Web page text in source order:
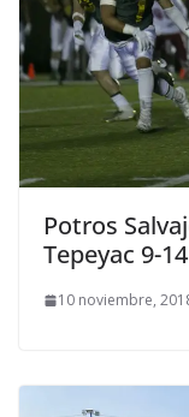
Potros
Tepeyac 9-14
10 noviembre,